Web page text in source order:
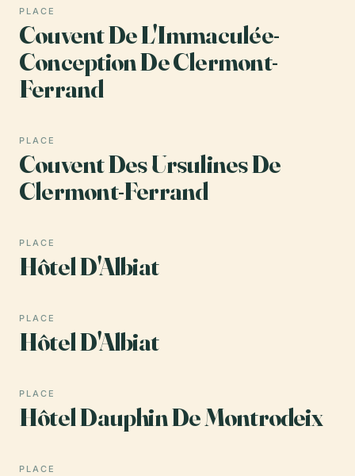
PLACE
Couvent De L'Immaculée-
Conception De Clermont-
Ferrand
PLACE
Couvent Des Ursulines De
Clermont-Ferrand
PLACE
Hôtel D'Albiat
PLACE
Hôtel D'Albiat
PLACE
Hôtel Dauphin De Montrodeix
PLACE